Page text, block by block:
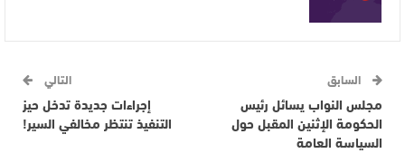
السابق
مجلس النواب يسائل رئيس
الحكومة الإثنين المقبل حول
السياسة العامة
التالي
إجراءات جديدة تدخل حيز
التنفيذ تنتظر مخالفي السير!